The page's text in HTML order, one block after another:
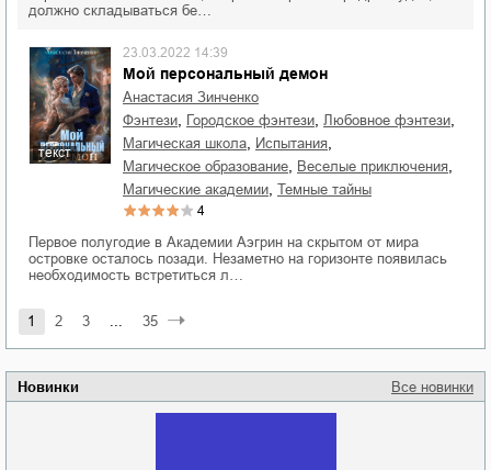
Новинки Все новинки
должно складываться бе…
текст
Мой персональный демон
23.03.2022 14:39
Анастасия Зинченко
фэнтези
городское фэнтези любовное фэнтези
магическая школа испытания
магическое образование веселые приключения
магические академии темные тайны
4
Первое полугодие в Академии Аэгрин на скрытом от мира
островке осталось позади. Незаметно на горизонте появилась
необходимость встретиться л…
1 2 3 ... 35